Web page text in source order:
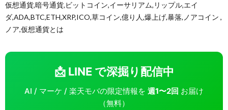
仮想通貨,暗号通貨,ビットコイン,イーサリアム,リップル,エイ
ダ,ADA,BTC,ETH,XRP,ICO,草コイン,億り人,爆上げ,暴落,ノアコイン ,
ノア,仮想通貨とは
📩 LINE で深掘り配信中
AI / マーケ / 楽天モバの限定情報を 週1〜2回 お届け
（無料）